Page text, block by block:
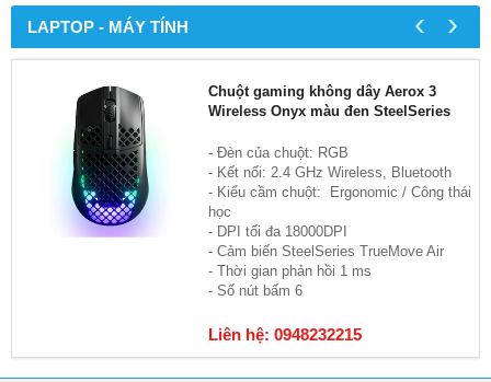
LAPTOP - MÁY TÍNH
Chuột gaming không dây Aerox 3
Wireless Onyx màu đen SteelSeries
- Đèn của chuột: RGB
- Kết nối: 2.4 GHz Wireless, Bluetooth
- Kiểu cầm chuột: Ergonomic / Công thái
học
- DPI tối đa 18000DPI
- Cảm biến SteelSeries TrueMove Air
- Thời gian phản hồi 1 ms
- Số nút bấm 6
Liên hệ: 0948232215
‹ ›